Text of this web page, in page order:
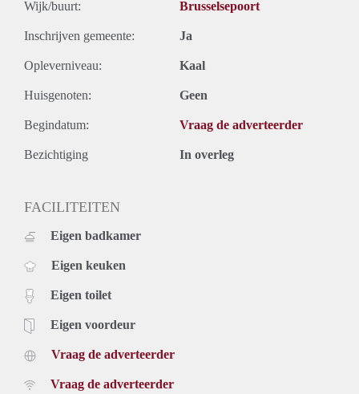
Wijk/buurt: Brusselsepoort
Inschrijven gemeente: Ja
Opleverniveau: Kaal
Huisgenoten: Geen
Begindatum: Vraag de adverteerder
Bezichtiging In overleg
FACILITEITEN
Eigen badkamer
Eigen keuken
Eigen toilet
Eigen voordeur
Vraag de adverteerder
Vraag de adverteerder